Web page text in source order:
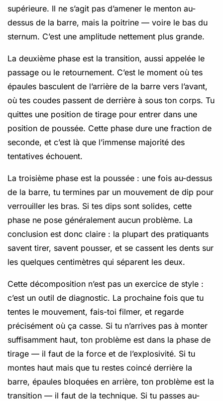
supérieure. Il ne s’agit pas d’amener le menton au-
dessus de la barre, mais la poitrine — voire le bas du
sternum. C’est une amplitude nettement plus grande.
La deuxième phase est la transition, aussi appelée le
passage ou le retournement. C’est le moment où tes
épaules basculent de l’arrière de la barre vers l’avant,
où tes coudes passent de derrière à sous ton corps. Tu
quittes une position de tirage pour entrer dans une
position de poussée. Cette phase dure une fraction de
seconde, et c’est là que l’immense majorité des
tentatives échouent.
La troisième phase est la poussée : une fois au-dessus
de la barre, tu termines par un mouvement de dip pour
verrouiller les bras. Si tes dips sont solides, cette
phase ne pose généralement aucun problème. La
conclusion est donc claire : la plupart des pratiquants
savent tirer, savent pousser, et se cassent les dents sur
les quelques centimètres qui séparent les deux.
Cette décomposition n’est pas un exercice de style :
c’est un outil de diagnostic. La prochaine fois que tu
tentes le mouvement, fais-toi filmer, et regarde
précisément où ça casse. Si tu n’arrives pas à monter
suffisamment haut, ton problème est dans la phase de
tirage — il faut de la force et de l’explosivité. Si tu
montes haut mais que tu restes coincé derrière la
barre, épaules bloquées en arrière, ton problème est la
transition — il faut de la technique. Si tu passes au-